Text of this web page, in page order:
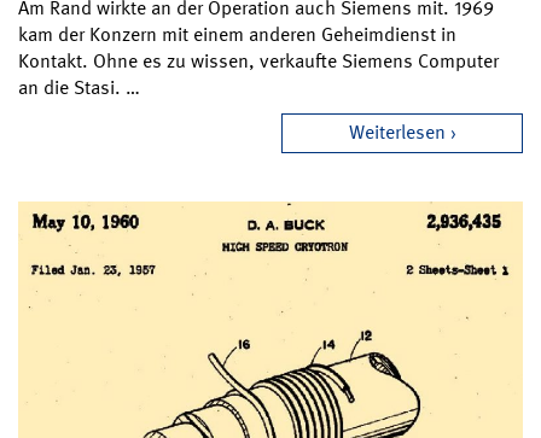
Am Rand wirkte an der Operation auch Siemens mit. 1969
kam der Konzern mit einem anderen Geheimdienst in
Kontakt. Ohne es zu wissen, verkaufte Siemens Computer
an die Stasi. …
Weiterlesen